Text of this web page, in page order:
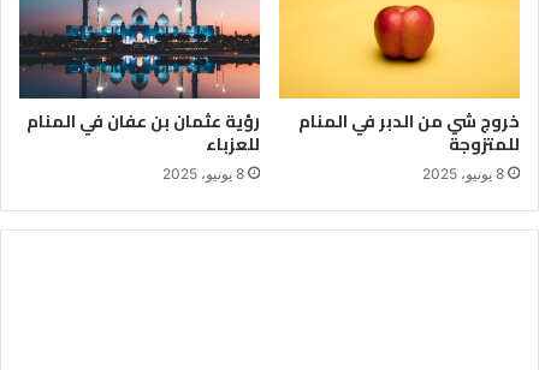
خروج شي من الدبر في المنام
للمتزوجة
8 يونيو، 2025
رؤية عثمان بن عفان في المنام
للعزباء
8 يونيو، 2025